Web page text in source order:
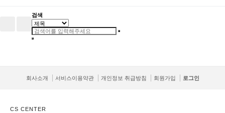
검색
회사소개 서비스이용약관 개인정보 취급방침 회원가입 로그인
CS CENTER